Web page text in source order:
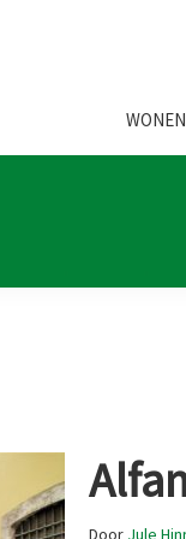
Door Jule